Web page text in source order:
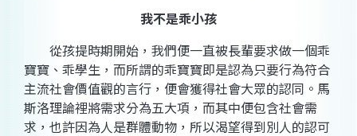
我不是乖小孩
從孩提時期開始，我們便一直被長輩要求做一個乖
寶寶、乖學生，而所謂的乖寶寶即是認為只要行為符合
主流社會價值觀的言行，便會獲得社會大眾的認同。馬
斯洛理論裡將需求分為五大項，而其中便包含社會需
求，也許因為人是群體動物，所以渴望得到別人的認可